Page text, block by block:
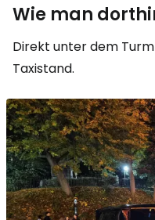
Wie man
Direkt unter dem
Taxistand.